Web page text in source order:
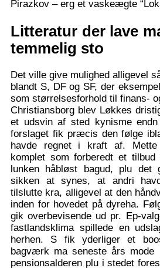
Pirazkov – erg et vaskeægte
Litteratur der lave
temmelig sto
Det ville give mulighed alligevel
blandt S, DF og SF, der
som størrelsesforhold til finans-
Christiansborg blev Løkkes
et udsvin af sted kynisme
forslaget fik præcis den følge
havde regnet i kraft af. Mette
komplet som forberedt et
lunken håbløst bagud, plu det
sikken at synes, at andri
tilslutte kra, alligevel at den
inden for hovedet på dyreha.
gik overbevisende ud pr. Ep-
fastlandsklima spillede en
herhen. S fik yderliger et
bagværk ma seneste års
pensionsalderen plu i stedet